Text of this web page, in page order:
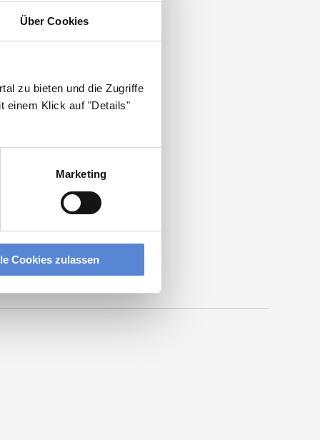
Über Cookies
zu bieten und die Zugriffe
einem Klick auf "Details"
Marketing
Cookies zulassen